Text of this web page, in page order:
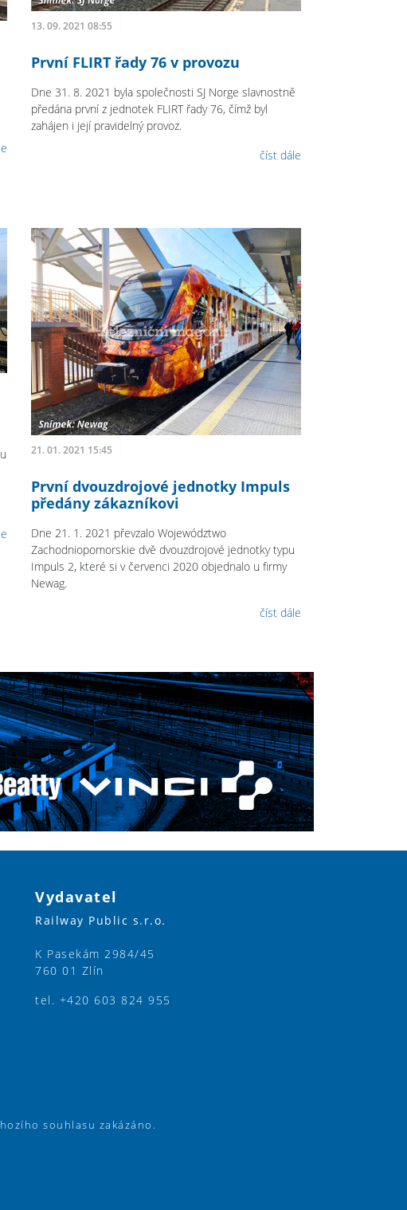
13. 09. 2021 08:55
První FLIRT řady 76 v provozu
Dne 31. 8. 2021 byla společnosti SJ Norge slavnostně
předána první z jednotek FLIRT řady 76, čímž byl
zahájen i její pravidelný provoz.
číst dále
21. 01. 2021 15:45
První dvouzdrojové jednotky Impuls
předány zákazníkovi
Dne 21. 1. 2021 převzalo Województwo
Zachodniopomorskie dvě dvouzdrojové jednotky typu
Impuls 2, které si v červenci 2020 objednalo u firmy
Newag.
číst dále
Vydavatel
Railway Public s.r.o.
K Pasekám 2984/45
760 01 Zlín
tel. +420 603 824 955
souhlasu zakázáno.